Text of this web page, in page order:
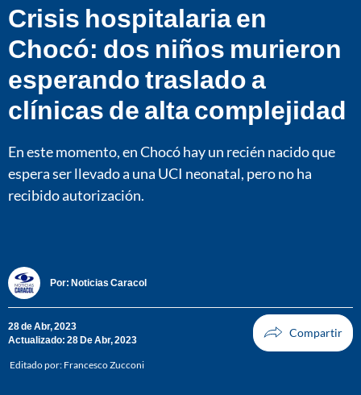
Crisis hospitalaria en
Chocó: dos niños murieron
esperando traslado a
clínicas de alta complejidad
En este momento, en Chocó hay un recién nacido que
espera ser llevado a una UCI neonatal, pero no ha
recibido autorización.
Por: Noticias Caracol
28 de Abr, 2023
Actualizado: 28 De Abr, 2023
Editado por: Francesco Zucconi